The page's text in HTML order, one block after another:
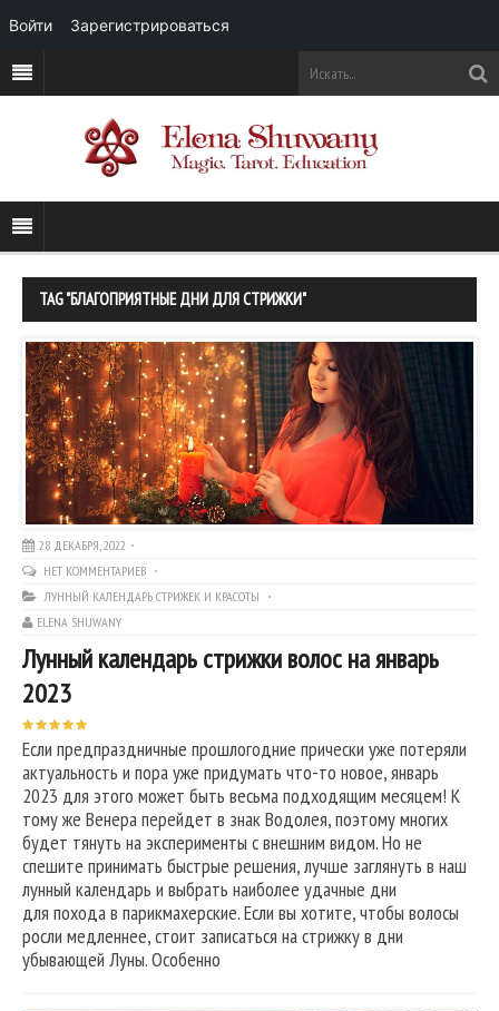
TAG "БЛАГОПРИЯТНЫЕ ДНИ ДЛЯ СТРИЖКИ"
28 ДЕКАБРЯ, 2022
НЕТ КОММЕНТАРИЕВ
ЛУННЫЙ КАЛЕНДАРЬ СТРИЖЕК И КРАСОТЫ
ELENA SHUWANY
Лунный календарь стрижки волос на январь
2023
Если предпраздничные прошлогодние прически уже потеряли
актуальность и пора уже придумать что-то новое, январь
2023 для этого может быть весьма подходящим месяцем! К
тому же Венера перейдет в знак Водолея, поэтому многих
будет тянуть на эксперименты с внешним видом. Но не
спешите принимать быстрые решения, лучше заглянуть в наш
лунный календарь и выбрать наиболее удачные дни
для похода в парикмахерские. Если вы хотите, чтобы волосы
росли медленнее, стоит записаться на стрижку в дни
убывающей Луны. Особенно
Войти Зарегистрироваться